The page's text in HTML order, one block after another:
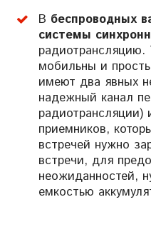
В беспроводных
системы
радиотрансляцию.
мобильны и
имеют два явных
надежный канал
радиотрансляции)
приемников,
встречей нужно
встречи, для
неожиданностей,
емкостью